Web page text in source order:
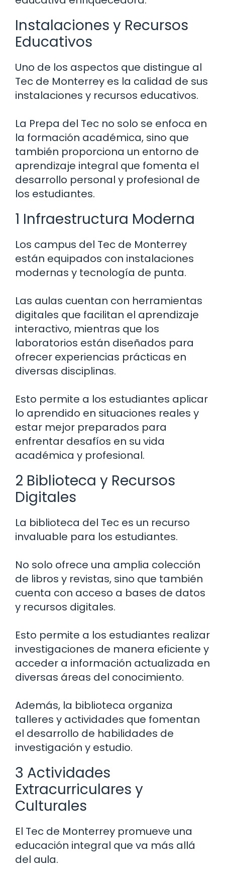
Instalaciones y Recursos
Educativos
Uno de los aspectos que distingue al
Tec de Monterrey es la calidad de sus
instalaciones y recursos educativos.
La Prepa del Tec no solo se enfoca en
la formación académica, sino que
también proporciona un entorno de
aprendizaje integral que fomenta el
desarrollo personal y profesional de
los estudiantes.
1 Infraestructura Moderna
Los campus del Tec de Monterrey
están equipados con instalaciones
modernas y tecnología de punta.
Las aulas cuentan con herramientas
digitales que facilitan el aprendizaje
interactivo, mientras que los
laboratorios están diseñados para
ofrecer experiencias prácticas en
diversas disciplinas.
Esto permite a los estudiantes aplicar
lo aprendido en situaciones reales y
estar mejor preparados para
enfrentar desafíos en su vida
académica y profesional.
2 Biblioteca y Recursos
Digitales
La biblioteca del Tec es un recurso
invaluable para los estudiantes.
No solo ofrece una amplia colección
de libros y revistas, sino que también
cuenta con acceso a bases de datos
y recursos digitales.
Esto permite a los estudiantes realizar
investigaciones de manera eficiente y
acceder a información actualizada en
diversas áreas del conocimiento.
Además, la biblioteca organiza
talleres y actividades que fomentan
el desarrollo de habilidades de
investigación y estudio.
3 Actividades
Extracurriculares y
Culturales
El Tec de Monterrey promueve una
educación integral que va más allá
del aula.